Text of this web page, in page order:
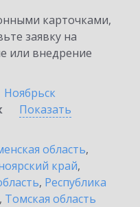
карточками,
заявку на
или внедрение
Ноябрьск
Показать
область,
край,
, Республика
, Томская область